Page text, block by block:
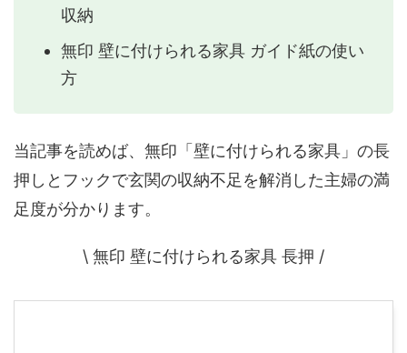
収納
無印 壁に付けられる家具 ガイド紙の使い
方
当記事を読めば、無印「壁に付けられる家具」の長
押しとフックで玄関の収納不足を解消した主婦の満
足度が分かります。
\ 無印 壁に付けられる家具 長押 /